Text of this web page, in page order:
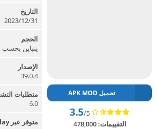
تحميل APK MOD
3.5/5
التقييمات:478,000
التاريخ
2023/12/31
الحجم
يتباين بحسب
الإصدار
39.0.4
متطلبات
6.0
متوفر عبر Google Play